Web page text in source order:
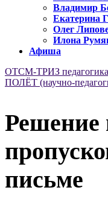
Владимир
Екатерина
Олег
Илона
Афиша
ОТСМ-ТРИЗ педагогика
ПОЛЁТ (научно-
Решение
письме